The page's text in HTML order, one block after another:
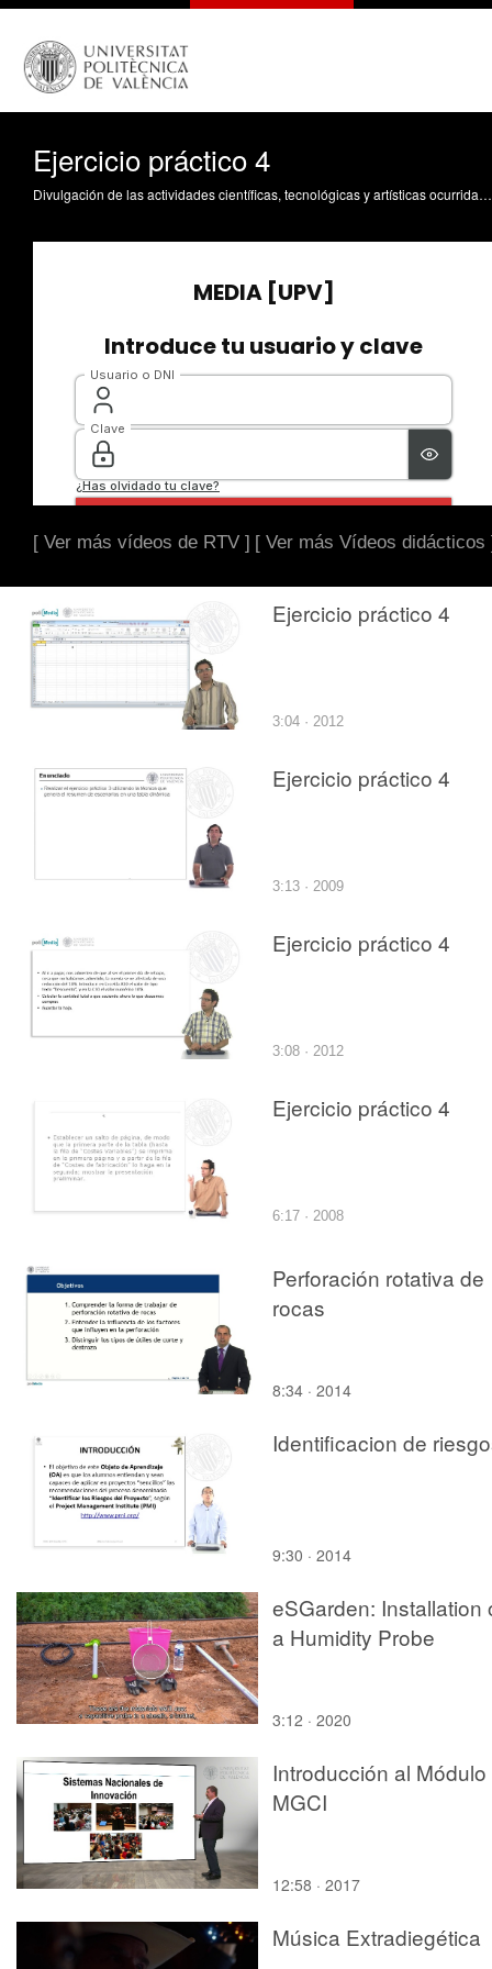
Ejercicio práctico 4
Divulgación de las actividades científicas, tecnológicas y artísticas ocurridas en los tres campus de la UPV
[ Ver más vídeos de RTV ] [ Ver más Vídeos didácticos
Ejercicio práctico 4
3:04 · 2012
Ejercicio práctico 4
3:13 · 2009
Ejercicio práctico 4
3:08 · 2012
Ejercicio práctico 4
6:17 · 2008
Perforación rotativa de
rocas
8:34 · 2014
Identificacion de
9:30 · 2014
eSGarden: Installation
a Humidity Probe
3:12 · 2020
Introducción al Módulo
MGCI
12:58 · 2017
Música Extradiegética